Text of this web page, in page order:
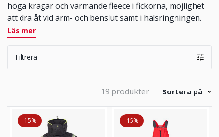
höga kragar och värmande fleece i fickorna, möjlighet
att dra åt vid ärm- och benslut samt i halsringningen.
Man får stundtals jobba hårt och ibland blir man
passiv, det ställer höga krav på plaggens
andningsförmåga. Sjöställ i denna kategori sys i
Läs mer
Filtrera
19 produkter Sortera på
-15% -15%